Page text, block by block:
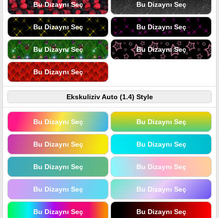
Bu Dizaynı Seç Bu Dizaynı Seç
Bu Dizaynı Seç Bu Dizaynı Seç
Bu Dizaynı Seç Bu Dizaynı Seç
Bu Dizaynı Seç
Ekskuliziv Auto (1.4) Style
Bu Dizaynı Seç Bu Dizaynı Seç
Bu Dizaynı Seç Bu Dizaynı Seç
Bu Dizaynı Seç Bu Dizaynı Seç
Bu Dizaynı Seç Bu Dizaynı Seç
Bu Dizaynı Seç Bu Dizaynı Seç